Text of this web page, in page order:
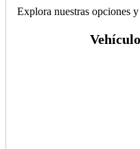
Explora nuestras opciones